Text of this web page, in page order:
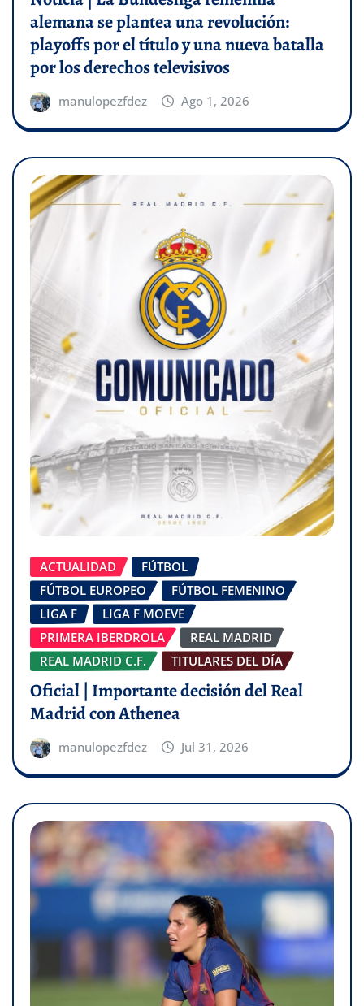
alemana se plantea una revolución:
playoffs por el título y una nueva batalla
por los derechos televisivos
manulopezfdez Ago 1, 2026
ACTUALIDAD
FÚTBOL
FÚTBOL EUROPEO
FÚTBOL FEMENINO
LIGA F
LIGA F MOEVE
PRIMERA IBERDROLA
REAL MADRID
REAL MADRID C.F.
TITULARES DEL DÍA
Oficial | Importante decisión del Real
Madrid con Athenea
manulopezfdez Jul 31, 2026